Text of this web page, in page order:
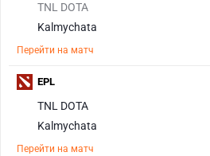
TNL DOTA
Kalmychata
Перейти на матч
TNL DOTA
Kalmychata
Перейти на матч
EPL